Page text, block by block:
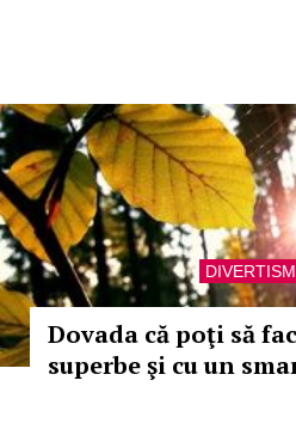
Dovada că poţi să
superbe şi cu un